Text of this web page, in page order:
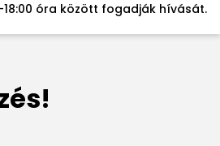
18:00 óra között fogadják hívását.